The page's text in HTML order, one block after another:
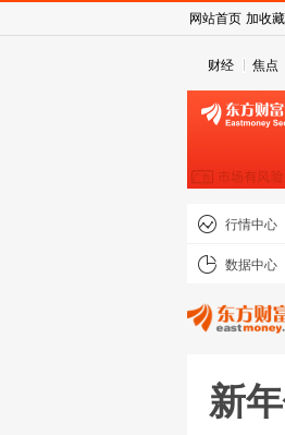
财经 焦点
行情中心
数据中心
新
网站首页 加收藏